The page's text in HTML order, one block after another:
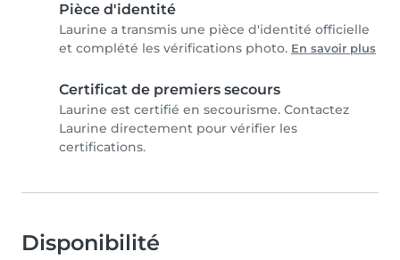
Pièce d'identité
Laurine a transmis une pièce d'identité officielle
et complété les vérifications photo. En savoir plus
Certificat de premiers secours
Laurine est certifié en secourisme. Contactez
Laurine directement pour vérifier les
certifications.
Disponibilité